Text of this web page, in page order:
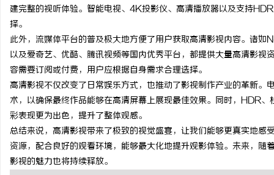
建完整的视听体验。智能电视、4K投影仪、高清播放器以及支持
择。
此外，流媒体平台的普及极大地方便了用户获取高清影视内容。
以及爱奇艺、优酷、腾讯视频等国内优秀平台，都提供大量高清影
容需要订阅或付费，用户应根据自身需求合理选择。
高清影视不仅改变了日常娱乐方式，也推动了影视制作产业的革新
术，以确保最终作品能够在高清屏幕上展现最佳效果。同时，HDR
彩表现更为出色，提升了整体观感。
总结来说，高清影视带来了极致的视觉盛宴，让我们能够更真实地
资源，配合良好的观看环境，能够最大化地提升观影体验。未来，
影视的魅力也将持续释放。